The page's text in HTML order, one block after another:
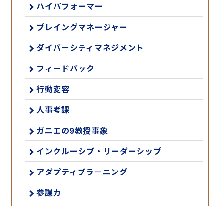
ハイパフォーマー
プレイングマネージャー
ダイバーシティマネジメント
フィードバック
行動変容
人事考課
ガニエの9教授事象
インクルーシブ・リーダーシップ
アダプティブラーニング
参謀力